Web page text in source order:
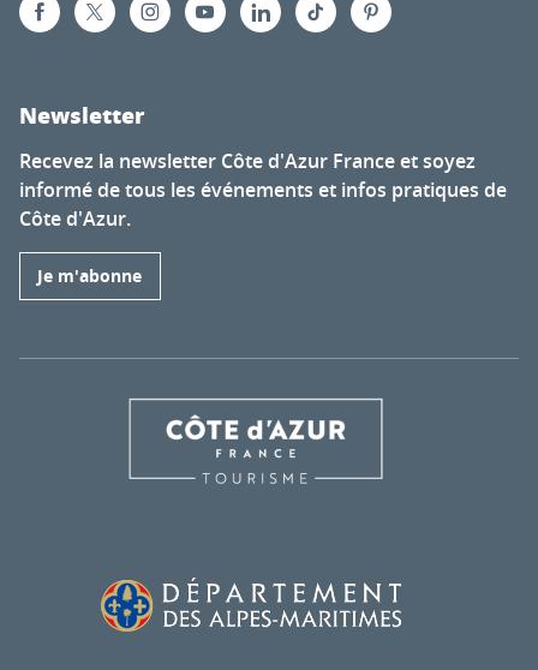
Newsletter
Recevez la newsletter Côte d'Azur France et soyez
informé de tous les événements et infos pratiques de
Côte d'Azur.
Je m'abonne